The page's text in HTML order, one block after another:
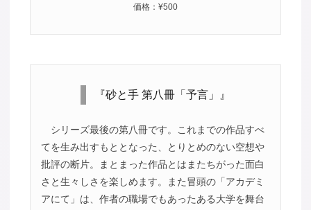
価格：¥500
『砂と手 第八冊「予言」』
シリーズ最後の第八冊です。これまでの作品すべ
てを生み出すもととなった、とりとめのない空想や
批評の断片。まとまった作品とはまたちがった面白
さと生々しさを楽しめます。また冒頭の「アカデミ
アにて」は、作者の職場でもあったある大学を舞台